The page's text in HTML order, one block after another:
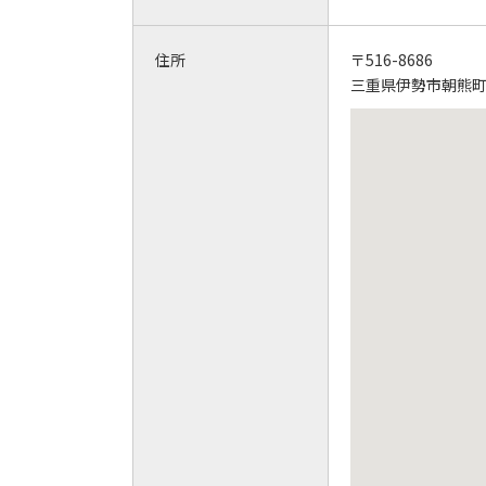
住所
〒516-8686
三重県伊勢市朝熊